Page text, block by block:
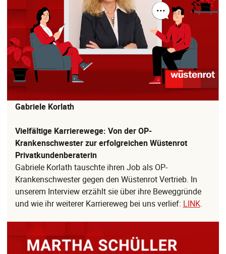
Gabriele Korlath
Vielfältige Karrierewege: Von der OP-
Krankenschwester zur erfolgreichen Wüstenrot
Privatkundenberaterin
Gabriele Korlath tauschte ihren Job als OP-
Krankenschwester gegen den Wüstenrot Vertrieb. In
unserem Interview erzählt sie über ihre Beweggründe
und wie ihr weiterer Karriereweg bei uns verlief: LINK.